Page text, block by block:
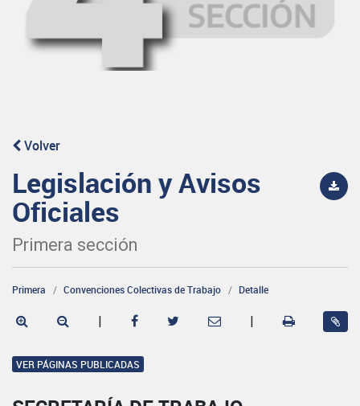
Volver
Legislación y Avisos
Oficiales
Primera sección
Primera Convenciones Colectivas de Trabajo Detalle
| |
VER PÁGINAS PUBLICADAS